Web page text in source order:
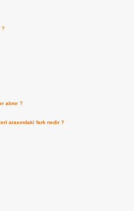
?
alınır ?
arasındaki fark nedir ?